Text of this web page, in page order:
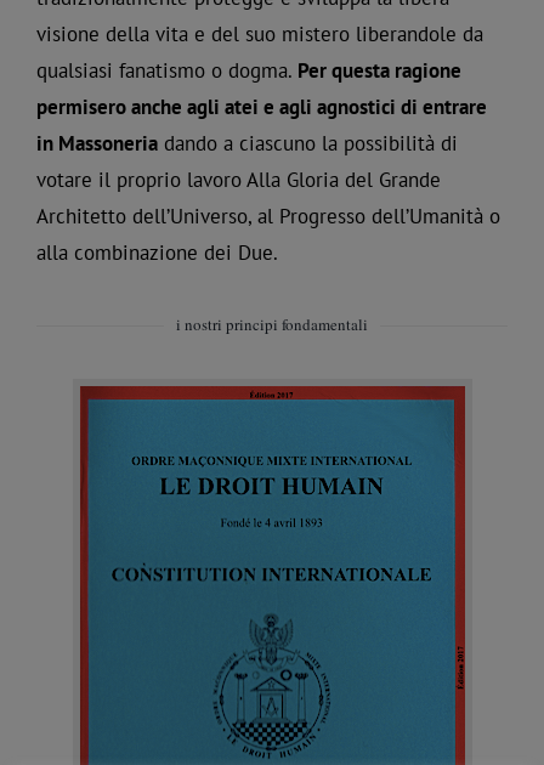
visione della vita e del suo mistero liberandole da
qualsiasi fanatismo o dogma. Per questa ragione
permisero anche agli atei e agli agnostici di entrare
in Massoneria dando a ciascuno la possibilità di
votare il proprio lavoro Alla Gloria del Grande
Architetto dell’Universo, al Progresso dell’Umanità o
alla combinazione dei Due.
i nostri principi fondamentali